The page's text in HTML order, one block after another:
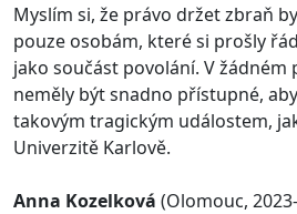
Myslím si, že právo držet zbraň
pouze osobám, které si prošly
jako součást povolání. V žádném
neměly být snadno přístupné,
takovým tragickým událostem,
Univerzitě Karlově.
Anna Kozelková (Olomouc,